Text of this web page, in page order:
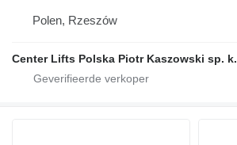
Polen, Rzeszów
Center Lifts Polska Piotr Kaszowski sp. k.